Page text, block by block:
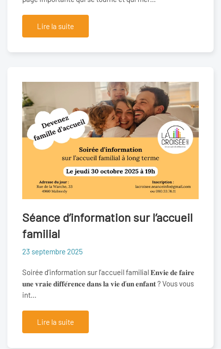
Lire la suite
Séance d’information sur l’accueil
familial
23 septembre 2025
Soirée d’information sur l’accueil familial 𝐄𝐧𝐯𝐢𝐞 𝐝𝐞 𝐟𝐚𝐢𝐫𝐞
𝐮𝐧𝐞 𝐯𝐫𝐚𝐢𝐞 𝐝𝐢𝐟𝐟𝐞́𝐫𝐞𝐧𝐜𝐞 𝐝𝐚𝐧𝐬 𝐥𝐚 𝐯𝐢𝐞 𝐝’𝐮𝐧 𝐞𝐧𝐟𝐚𝐧𝐭 ? Vous vous
int…
Lire la suite